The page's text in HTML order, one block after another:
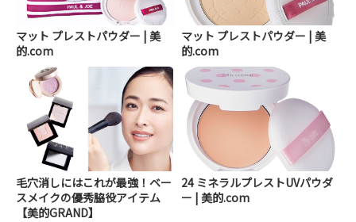
マット プレストパウダー | 美
的.com
マット プレストパウダー | 美
的.com
毛穴消しにはこれが最強！ベー
スメイクの優秀脇役アイテム
【美的GRAND】
24 ミネラルプレストUVパウダ
ー | 美的.com